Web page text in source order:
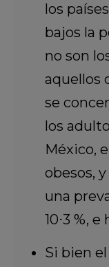
los
bajos la
no son
aquellos
se
los
México,
obesos,
una
10⋅3 %,
Si bien